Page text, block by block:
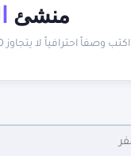
منشئ
اكتب وصفاً احترافياً لا يتجاوز 160 حرفاً يحسّن ظهور مقالك في جوجل